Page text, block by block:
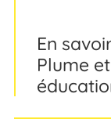
En
Plume